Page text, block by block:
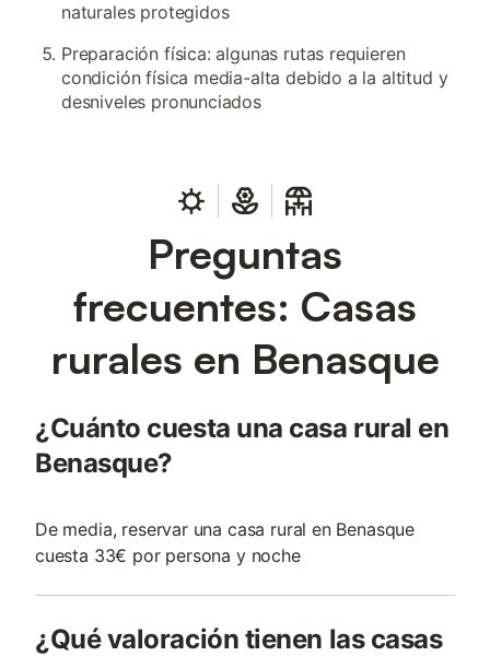
naturales protegidos
Preparación física: algunas rutas requieren
condición física media-alta debido a la altitud y
desniveles pronunciados
Preguntas
frecuentes: Casas
rurales en Benasque
¿Cuánto cuesta una casa rural en
Benasque?
De media, reservar una casa rural en Benasque
cuesta 33€ por persona y noche
¿Qué valoración tienen las casas